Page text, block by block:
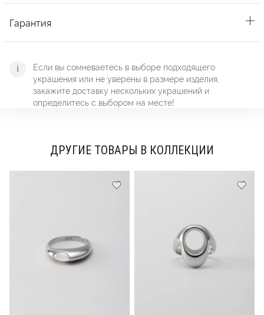
Гарантия
Если вы сомневаетесь в выборе подходящего
украшения или не уверены в размере изделия,
закажите доставку нескольких украшений и
определитесь с выбором на месте!
ДРУГИЕ ТОВАРЫ В КОЛЛЕКЦИИ